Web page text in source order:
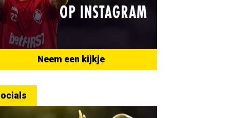
Neem een kijkje